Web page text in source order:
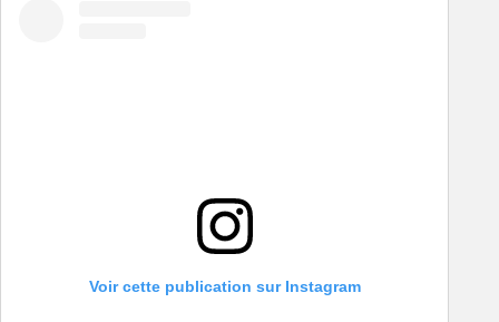
Voir cette publication sur Instagram